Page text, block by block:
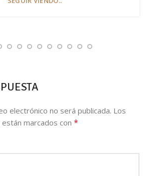
electrónico no será publicada. Los
marcados con *